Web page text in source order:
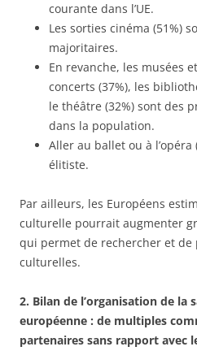
courante dans l’UE.
Les sorties cinéma (51%)
majoritaires.
En revanche, les musées
concerts (37%), les
le théâtre (32%) sont des
dans la population.
Aller au ballet ou à
élitiste.
Par ailleurs, les Européens
culturelle pourrait augmenter
qui permet de rechercher et de
culturelles.
2. Bilan de l’organisation de la
européenne : de multiples
partenaires sans rapport avec